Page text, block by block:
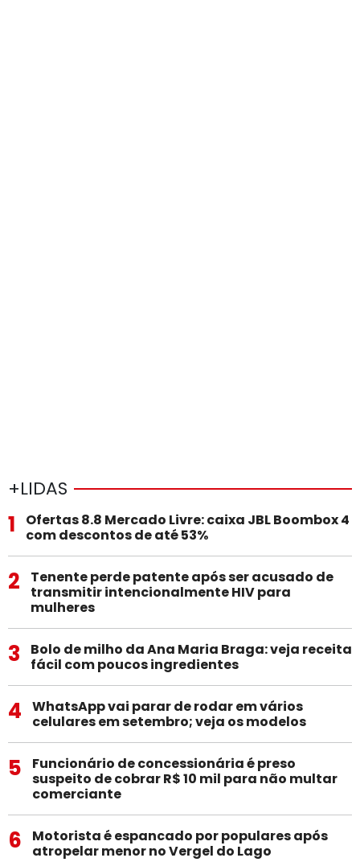
+LIDAS
1
Ofertas 8.8 Mercado Livre: caixa JBL Boombox 4
com descontos de até 53%
2
Tenente perde patente após ser acusado de
transmitir intencionalmente HIV para
mulheres
3
Bolo de milho da Ana Maria Braga: veja receita
fácil com poucos ingredientes
4
WhatsApp vai parar de rodar em vários
celulares em setembro; veja os modelos
5
Funcionário de concessionária é preso
suspeito de cobrar R$ 10 mil para não multar
comerciante
6
Motorista é espancado por populares após
atropelar menor no Vergel do Lago